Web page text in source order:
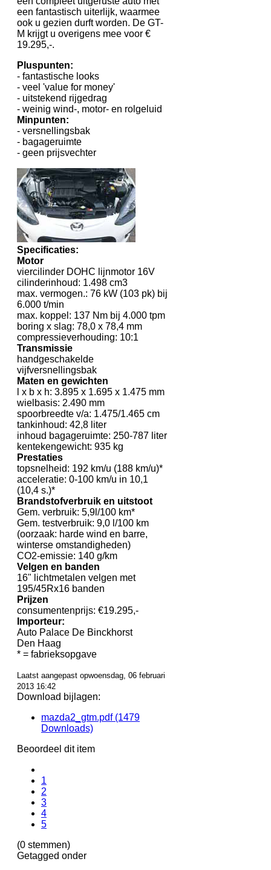
een fantastisch uiterlijk, waarmee
ook u gezien durft worden. De GT-
M krijgt u overigens mee voor €
19.295,-.
Pluspunten:
- fantastische looks
- veel 'value for money'
- uitstekend rijgedrag
- weinig wind-, motor- en rolgeluid
Minpunten:
- versnellingsbak
- bagageruimte
- geen prijsvechter
Specificaties:
Motor
viercilinder DOHC lijnmotor 16V
cilinderinhoud: 1.498 cm3
max. vermogen.: 76 kW (103 pk) bij
6.000 t/min
max. koppel: 137 Nm bij 4.000 tpm
boring x slag: 78,0 x 78,4 mm
compressieverhouding: 10:1
Transmissie
handgeschakelde
vijfversnellingsbak
Maten en gewichten
l x b x h: 3.895 x 1.695 x 1.475 mm
wielbasis: 2.490 mm
spoorbreedte v/a: 1.475/1.465 cm
tankinhoud: 42,8 liter
inhoud bagageruimte: 250-787 liter
kentekengewicht: 935 kg
Prestaties
topsnelheid: 192 km/u (188 km/u)*
acceleratie: 0-100 km/u in 10,1
(10,4 s.)*
Brandstofverbruik en uitstoot
Gem. verbruik: 5,9l/100 km*
Gem. testverbruik: 9,0 l/100 km
(oorzaak: harde wind en barre,
winterse omstandigheden)
CO2-emissie: 140 g/km
Velgen en banden
16" lichtmetalen velgen met
195/45Rx16 banden
Prijzen
consumentenprijs: €19.295,-
Importeur:
Auto Palace De Binckhorst
Den Haag
* = fabrieksopgave
Laatst aangepast opwoensdag, 06 februari
2013 16:42
Download bijlagen:
mazda2_gtm.pdf (1479
Downloads)
Beoordeel dit item
1
2
3
4
5
(0 stemmen)
Getagged onder